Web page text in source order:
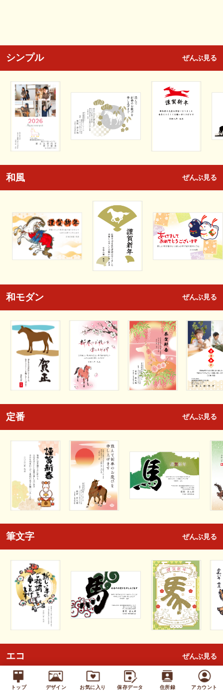
トップ デザイン お気に入り 保存データ 住所録 アカウント
シンプル ぜんぶ見る
和風 ぜんぶ見る
和モダン ぜんぶ見る
定番 ぜんぶ見る
筆文字 ぜんぶ見る
エコ ぜんぶ見る